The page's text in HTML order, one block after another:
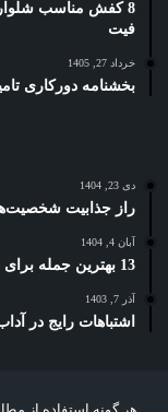
8 کفش مناسب
فیت
خرداد 27, 1405
بخشنامه دورکاری تامین اجتماعی: و 0
دی 23, 1404
راز جذابیت
آبان 4, 1404
13 بهترین جمله برای درخواست دوستی با دختر+ 8 ترفند ادامه
آذر 7, 1403
اشتباهات رایج در
هر گونه استفاده از